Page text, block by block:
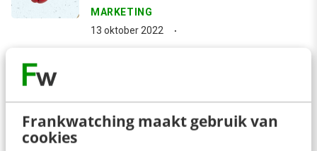
Frankwatching maakt gebruik van
cookies
MARKETING
13 oktober 2022
Bekijk meer